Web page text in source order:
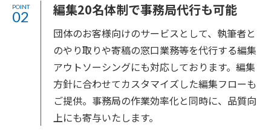
POINT
02 編集20名体制で事務局代行も可能
団体のお客様向けのサービスとして、執筆者と
のやり取りや寄稿の窓口業務等を代行する編集
アウトソーシングにも対応しております。編集
方針に合わせてカスタマイズした編集フローも
ご提供。事務局の作業効率化と同時に、品質向
上にも寄与いたします。